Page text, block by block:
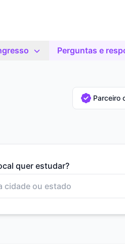
Perguntas e
Parceiro
quer estudar?